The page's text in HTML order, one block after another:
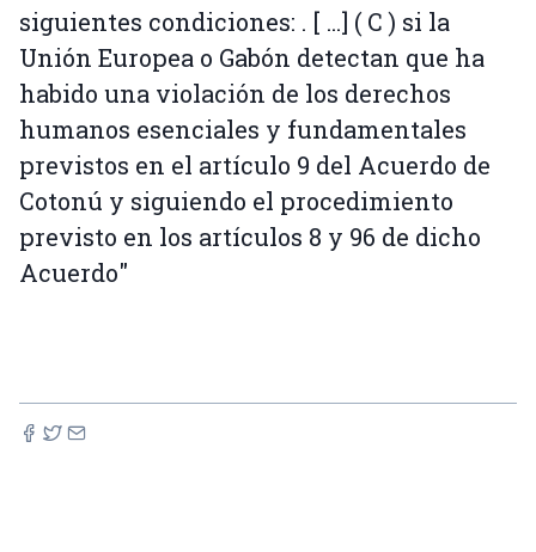
siguientes condiciones: . [ ...] ( C ) si la
Unión Europea o Gabón detectan que ha
habido una violación de los derechos
humanos esenciales y fundamentales
previstos en el artículo 9 del Acuerdo de
Cotonú y siguiendo el procedimiento
previsto en los artículos 8 y 96 de dicho
Acuerdo"